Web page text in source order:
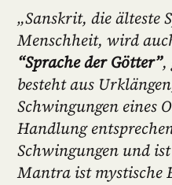
„Sanskrit, die älteste
Menschheit, wird
“Sprache der Götter”,
besteht aus
Schwingungen eines
Handlung
Schwingungen und
Mantra ist mystische